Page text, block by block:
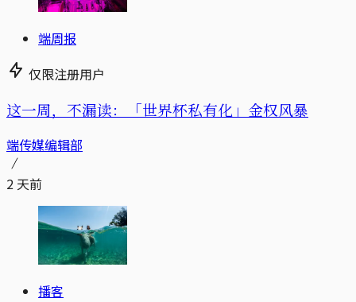
端周报
仅限注册用户
这一周，不漏读：「世界杯私有化」金权风暴
端传媒编辑部
2 天前
播客